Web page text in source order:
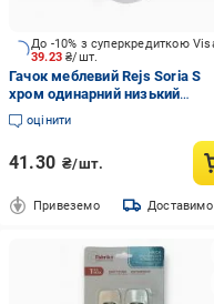
39.23₴/шт.
Гачок меблевий Rejs Soria S
хром одинарний низький
TI22.0031.14.001
оцінити
41.30 ₴/шт.
Привеземо Доставимо